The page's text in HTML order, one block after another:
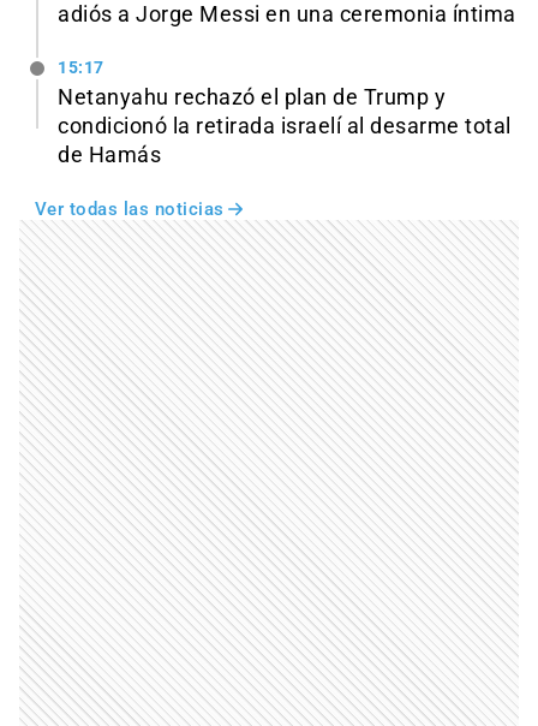
adiós a Jorge Messi en una ceremonia íntima
15:17
Netanyahu rechazó el plan de Trump y
condicionó la retirada israelí al desarme total
de Hamás
Ver todas las noticias